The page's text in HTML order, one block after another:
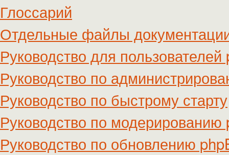
Глоссарий
Отдельные файлы
Руководство для пользователей
Руководство по
Руководство по быстрому старту
Руководство по модерированию
Руководство по обновлению